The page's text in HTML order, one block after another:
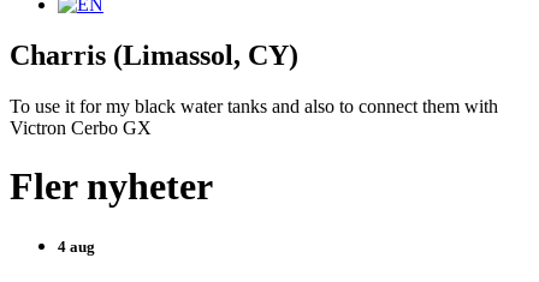
Charris (Limassol, CY)
To use it for my black water tanks and also to connect them with
Victron Cerbo GX
Fler nyheter
4 aug